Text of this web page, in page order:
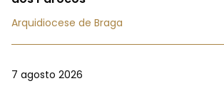
Arquidiocese de Braga
7 agosto 2026